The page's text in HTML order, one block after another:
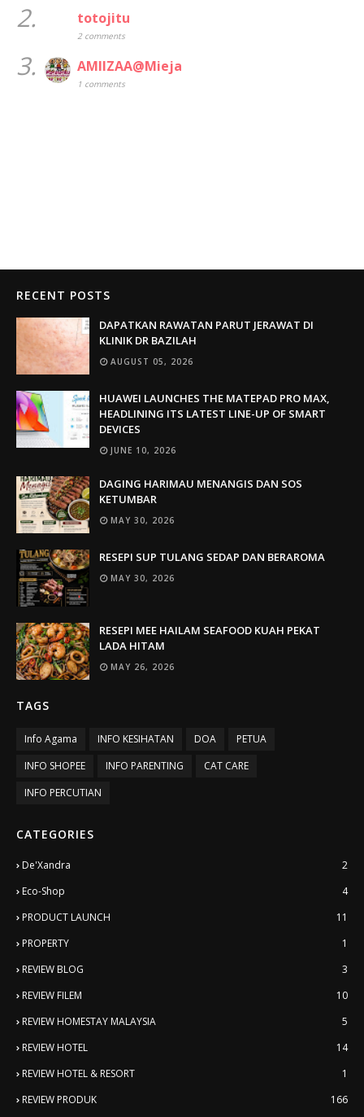
2. totojitu
2 comments
3. AMIIZAA@Mieja
1 comments
RECENT POSTS
DAPATKAN RAWATAN PARUT JERAWAT DI
KLINIK DR BAZILAH
AUGUST 05, 2026
HUAWEI LAUNCHES THE MATEPAD PRO MAX,
HEADLINING ITS LATEST LINE-UP OF SMART
DEVICES
JUNE 10, 2026
DAGING HARIMAU MENANGIS DAN SOS
KETUMBAR
MAY 30, 2026
RESEPI SUP TULANG SEDAP DAN BERAROMA
MAY 30, 2026
RESEPI MEE HAILAM SEAFOOD KUAH PEKAT
LADA HITAM
MAY 26, 2026
TAGS
Info Agama INFO KESIHATAN DOA
PETUA
INFO SHOPEE
INFO PARENTING
CAT CARE
INFO PERCUTIAN
CATEGORIES
De'Xandra
2
Eco-Shop
4
PRODUCT LAUNCH
11
PROPERTY
1
REVIEW BLOG
3
REVIEW FILEM
10
REVIEW HOMESTAY MALAYSIA
5
REVIEW HOTEL
14
REVIEW HOTEL & RESORT
1
REVIEW PRODUK
166